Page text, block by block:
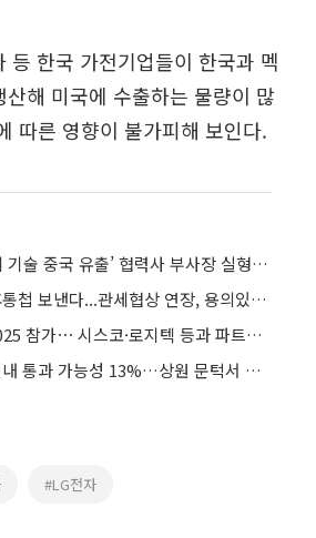
등 한국 가전기업들이 한국과 멕
해 미국에 수출하는 물량이 많
따른 영향이 불가피해 보인다.
‘SK하이닉스 반도체 기술 중국 유출’ 협력사 부사장 실형 확정
트럼프 “2주 내 최후통첩 보낸다...관세협상 연장, 용의있으나 불필요”
삼성전자, 인포콤 2025 참가⋯ 시스코·로지텍 등과 파트너십 강화
美 클래리티 법안 연내 통과 가능성 13%…상원 문턱서 제동
#LG전자